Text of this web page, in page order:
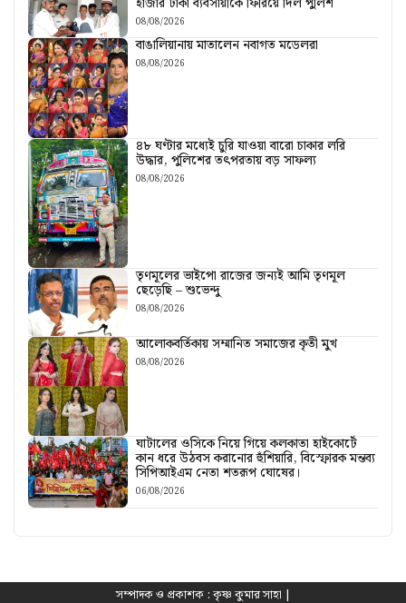
08/08/2026
বাঙালিয়ানায় মাতালেন নবাগত মডেলরা
08/08/2026
৪৮ ঘণ্টার মধ্যেই চুরি যাওয়া বারো চাকার লরি
উদ্ধার, পুলিশের তৎপরতায় বড় সাফল্য
08/08/2026
তৃণমূলের ভাইপো রাজের জন্যই আমি তৃণমূল
ছেড়েছি – শুভেন্দু
08/08/2026
আলোকবর্তিকায় সম্মানিত সমাজের কৃতী মুখ
08/08/2026
ঘাটালের ওসিকে নিয়ে গিয়ে কলকাতা হাইকোর্টে
কান ধরে উঠবস করানোর হুঁশিয়ারি, বিস্ফোরক মন্তব্য
সিপিআইএম নেতা শতরূপ ঘোষের।
06/08/2026
সম্পাদক ও প্রকাশক : কৃষ্ণ কুমার সাহা |